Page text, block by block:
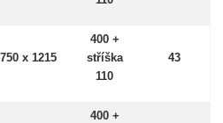
x 1215
400 +
stříška
110
43
400 +